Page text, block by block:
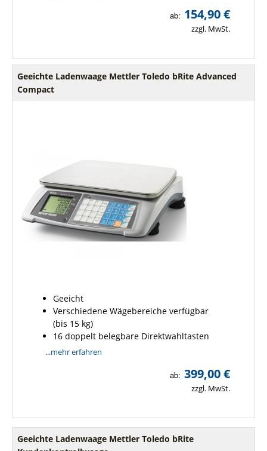
ab: 154,90 €
zzgl. MwSt.
Geeichte Ladenwaage Mettler Toledo bRite Advanced
Compact
Geeicht
Verschiedene Wägebereiche verfügbar
(bis 15 kg)
16 doppelt belegbare Direktwahltasten
...mehr erfahren
ab: 399,00 €
zzgl. MwSt.
Geeichte Ladenwaage Mettler Toledo bRite